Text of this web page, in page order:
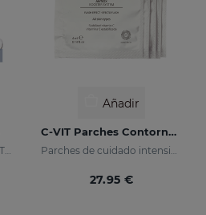
Añadir
C-VIT Parches Contorno De Ojos
27.95 €